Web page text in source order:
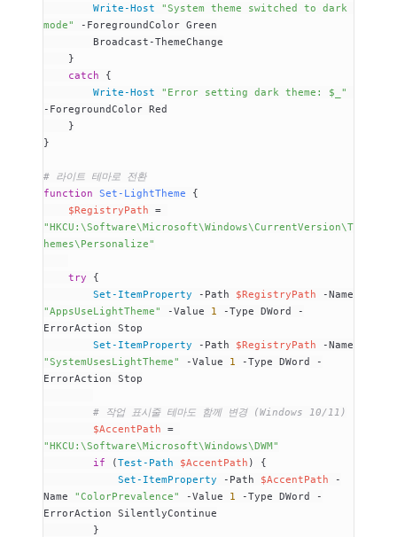
        Write-Host
"System theme switched to dark
mode"
- ForegroundColor Green
        Broadcast
-ThemeChange
    }
    catch
{
        Write-Host
"Error setting dark theme: $_"
- ForegroundColor Red
    }
}
# 라이트 테마로 전환
function Set-LightTheme {
    $RegistryPath
=
"HKCU:\Software\Microsoft\Windows\CurrentVersion\T
hemes\Personalize"
    try
{
        Set-ItemProperty
- Path $RegistryPath -
"AppsUseLightTheme"
-Value 1 -Type DWord
-
ErrorAction Stop
        Set-ItemProperty
- Path $RegistryPath -
"SystemUsesLightTheme"
-Value 1 -Type DWord
-
ErrorAction Stop
        # 작업 표시줄 테마도 함께 변경 (Windows 10/11)
        $AccentPath
=
"HKCU:\Software\Microsoft\Windows\DWM"
        if
(Test-Path $AccentPath ) {
            Set-ItemProperty
- Path $AccentPath -
Name "ColorPrevalence" -Value 1 -Type DWord
-
ErrorAction SilentlyContinue
        }